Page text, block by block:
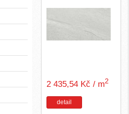
2 435,54 Kč / m2
detail